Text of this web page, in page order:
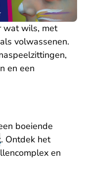
wat wils, met
volwassenen.
en een
boeiende
. Ontdek het
en